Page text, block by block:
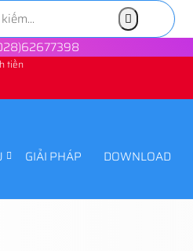
tiền
GIẢI PHÁP DOWNLOAD